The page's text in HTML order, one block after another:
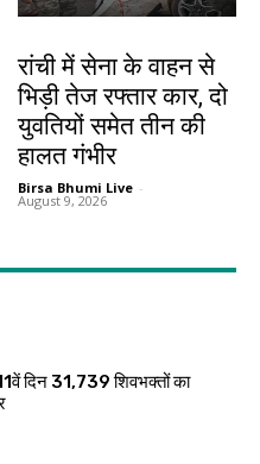
रांची में सेना के वाहन से
भिड़ी तेज रफ्तार कार, दो
युवतियों समेत तीन की
हालत गंभीर
Birsa Bhumi Live -
August 9, 2026
दिन 31,739 शिवभक्तों का